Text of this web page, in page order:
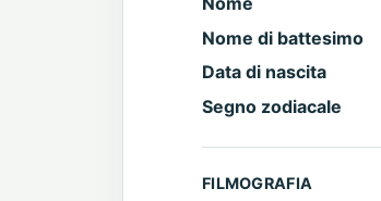
Nome di battesimo
Data di nascita
Segno zodiacale
FILMOGRAFIA